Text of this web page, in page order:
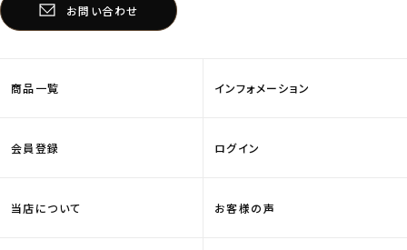
お問い合わせ
商品一覧 インフォメーション
会員登録 ログイン
当店について お客様の声